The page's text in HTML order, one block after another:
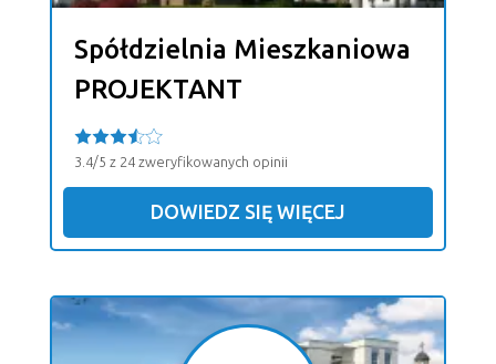
Spółdzielnia Mieszkaniowa
PROJEKTANT
3.4/5 z 24 zweryfikowanych opinii
DOWIEDZ SIĘ WIĘCEJ